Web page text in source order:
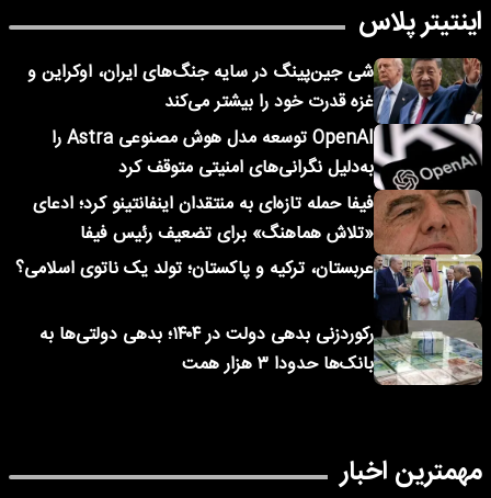
اینتیتر پلاس
شی جین‌پینگ در سایه جنگ‌های ایران، اوکراین و
غزه قدرت خود را بیشتر می‌کند
OpenAI توسعه مدل هوش مصنوعی Astra را
به‌دلیل نگرانی‌های امنیتی متوقف کرد
فیفا حمله تازه‌ای به منتقدان اینفانتینو کرد؛ ادعای
«تلاش هماهنگ» برای تضعیف رئیس فیفا
عربستان، ترکیه و پاکستان؛ تولد یک ناتوی اسلامی؟
رکوردزنی بدهی دولت در ۱۴۰۴؛ بدهی دولتی‌ها به
بانک‌ها حدودا ۳ هزار همت
مهمترین اخبار